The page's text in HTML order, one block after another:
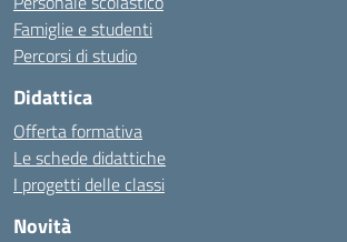
Famiglie e studenti
Percorsi di studio
Didattica
Offerta formativa
Le schede didattiche
I progetti delle classi
Novità